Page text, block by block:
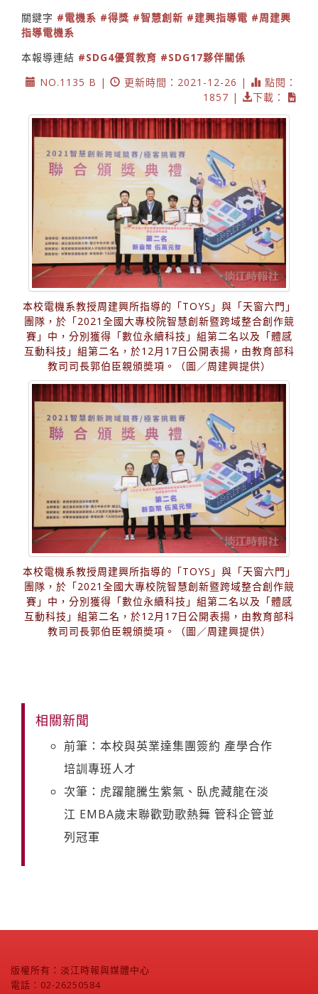
關鍵字 #電機系 #得獎 #智慧創新 #建興指導電 #周建興
指導電機系
本報導連結 #SDG4優質教育 #SDG17夥伴關係
NO.1135 B |
更新時間：2021-12-26 |
點閱：
1857 |
下載：
本校電機系教授周建興所指導的「TOYS」與「天窗六門」
團隊，於「2021全國大專校院智慧創新暨跨域整合創作競
賽」中，分別獲得「數位永續科技」組第二名以及「體感
互動科技」組第二名，於12月17日公開表揚，由教育部科
教司司長郭伯臣親頒奬項。（圖／周建興提供）
本校電機系教授周建興所指導的「TOYS」與「天窗六門」
團隊，於「2021全國大專校院智慧創新暨跨域整合創作競
賽」中，分別獲得「數位永續科技」組第二名以及「體感
互動科技」組第二名，於12月17日公開表揚，由教育部科
教司司長郭伯臣親頒奬項。（圖／周建興提供）
相關新聞
前筆：本校與英業達集團簽約 產學合作
培訓專班人才
次筆：虎躍龍騰生紫氣、臥虎藏龍在淡
江 EMBA歲末聯歡勁歌熱舞 管科企管並
列冠軍
版權所有：淡江時報與媒體中心
電話：02-26250584